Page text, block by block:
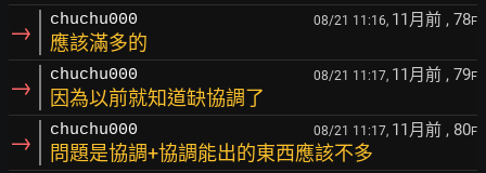
→ chuchu000 08/21 11:16, 11月前 , 78F
應該滿多的
→ chuchu000 08/21 11:17, 11月前 , 79F
因為以前就知道缺協調了
→ chuchu000 08/21 11:17, 11月前 , 80F
問題是協調+協調能出的東西應該不多